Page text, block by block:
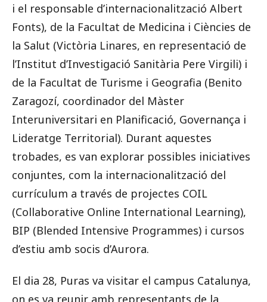
i el responsable d’internacionalització Albert
Fonts), de la Facultat de Medicina i Ciències de
la Salut (Victòria Linares, en representació de
l’Institut d’Investigació Sanitària Pere Virgili) i
de la Facultat de Turisme i Geografia (Benito
Zaragozí, coordinador del Màster
Interuniversitari en Planificació, Governança i
Lideratge Territorial). Durant aquestes
trobades, es van explorar possibles iniciatives
conjuntes, com la internacionalització del
currículum a través de projectes COIL
(Collaborative Online International Learning),
BIP (Blended Intensive Programmes) i cursos
d’estiu amb socis d’Aurora.
El dia 28, Puras va visitar el campus Catalunya,
on es va reunir amb representants de la